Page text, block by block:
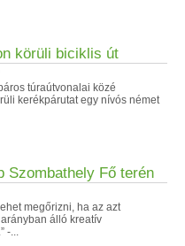
körüli biciklis út
túraútvonalai közé
kerékpárutat egy nívós német
Szombathely Fő terén
megőrizni, ha az azt
álló kreatív
-...